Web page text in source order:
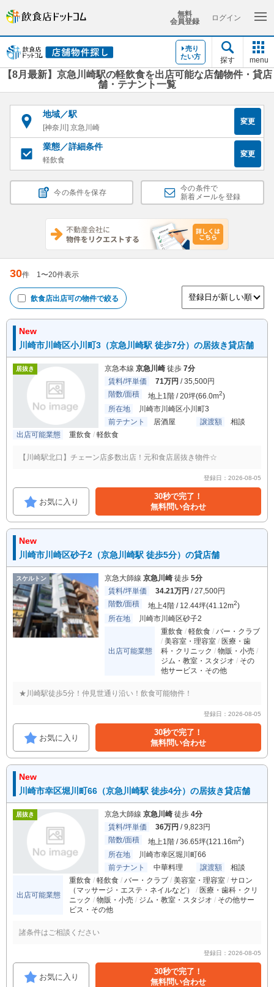
無料
会員登録
ログイン
売り
たい方
探す menu
【8月最新】京急川崎駅の軽飲食を出店可能な店舗物件・貸店
舗・テナント一覧
地域／駅
[神奈川] 京急川崎
変更
業態／詳細条件
軽飲食
変更
今の条件を保存
今の条件で
新着メールを登録
30件 1〜20件表示
飲食店出店可の物件で絞る
New
川崎市川崎区小川町3（京急川崎駅 徒歩7分）の居抜き貸店舗
居抜き 京急本線 京急川崎 徒歩 7分
賃料/坪単価
71万円 / 35,500円
階数/面積
地上1階 / 20坪(66.0m2)
所在地
川崎市川崎区小川町3
前テナント
居酒屋 譲渡額
相談
出店可能業態
重飲食 軽飲食
【川崎駅北口】チェーン店多数出店！元和食店居抜き物件☆
登録日：2026-08-05
お気に入り
30秒で完了！
無料問い合わせ
New
川崎市川崎区砂子2（京急川崎駅 徒歩5分）の貸店舗
スケルトン 京急大師線 京急川崎 徒歩 5分
賃料/坪単価
34.21万円 / 27,500円
階数/面積
地上4階 / 12.44坪(41.12m2)
所在地
川崎市川崎区砂子2
出店可能業態
重飲食 軽飲食
バー・クラブ
美容室・理容室
医療・歯
科・クリニック
物販・小売
ジム・教室・スタジオ
その
他サービス・その他
★川崎駅徒歩5分！仲見世通り沿い！飲食可能物件！
登録日：2026-08-05
お気に入り
30秒で完了！
無料問い合わせ
New
川崎市幸区堀川町66（京急川崎駅 徒歩4分）の居抜き貸店舗
居抜き 京急大師線 京急川崎 徒歩 4分
賃料/坪単価
36万円 / 9,823円
階数/面積
地上1階 / 36.65坪(121.16m2)
所在地
川崎市幸区堀川町66
前テナント
中華料理 譲渡額 相談
出店可能業態
重飲食 軽飲食 バー・クラブ 美容室・理容室
サロン
（マッサージ・エステ・ネイルなど）
医療・歯科・クリ
ニック
物販・小売 ジム・教室・スタジオ
その他サー
ビス・その他
諸条件はご相談ください
登録日：2026-08-05
お気に入り
30秒で完了！
無料問い合わせ